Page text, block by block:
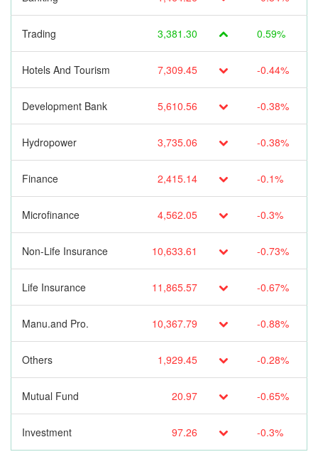
Trading 3,381.30 0.59%
Hotels And Tourism 7,309.45 -0.44%
Development Bank 5,610.56 -0.38%
Hydropower 3,735.06 -0.38%
Finance 2,415.14 -0.1%
Microfinance 4,562.05 -0.3%
Non-Life Insurance 10,633.61 -0.73%
Life Insurance 11,865.57 -0.67%
Manu.and Pro. 10,367.79 -0.88%
Others 1,929.45 -0.28%
Mutual Fund 20.97 -0.65%
Investment 97.26 -0.3%